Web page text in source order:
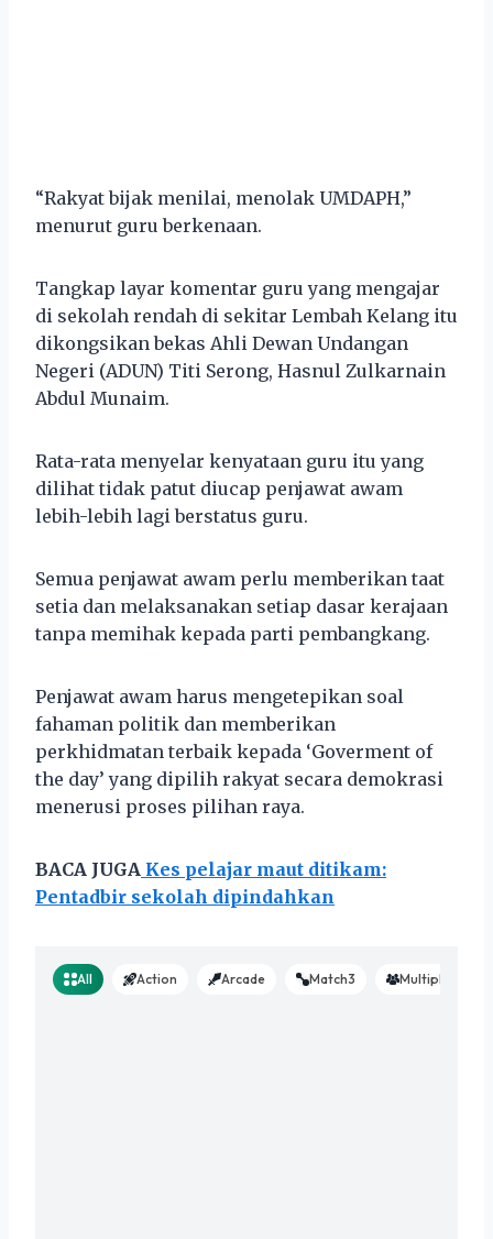
“Rakyat bijak menilai, menolak UMDAPH,”
menurut guru berkenaan.
Tangkap layar komentar guru yang mengajar
di sekolah rendah di sekitar Lembah Kelang itu
dikongsikan bekas Ahli Dewan Undangan
Negeri (ADUN) Titi Serong, Hasnul Zulkarnain
Abdul Munaim.
Rata-rata menyelar kenyataan guru itu yang
dilihat tidak patut diucap penjawat awam
lebih-lebih lagi berstatus guru.
Semua penjawat awam perlu memberikan taat
setia dan melaksanakan setiap dasar kerajaan
tanpa memihak kepada parti pembangkang.
Penjawat awam harus mengetepikan soal
fahaman politik dan memberikan
perkhidmatan terbaik kepada ‘Goverment of
the day’ yang dipilih rakyat secara demokrasi
menerusi proses pilihan raya.
BACA JUGA Kes pelajar maut ditikam:
Pentadbir sekolah dipindahkan